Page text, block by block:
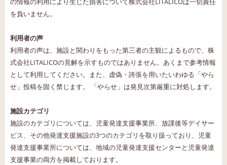
を負いません。
利用者の声
利用者の声は、施設と関わりをもった第三者の主観によるもので、株
式会社LITALICOの見解を示すものではありません。あくまで参考情報
として利用してください。また、虚偽・誇張を用いたいわゆる「やら
せ」投稿を固く禁じます。 「やらせ」は発見次第厳重に対処します。
施設カテゴリ
施設のカテゴリについては、児童発達支援事業所、放課後等デイサー
ビス、その他発達支援施設の3つのカテゴリを取り扱っており、児童
発達支援事業所については、地域の児童発達支援センターと児童発達
支援事業の両方を掲載しております。